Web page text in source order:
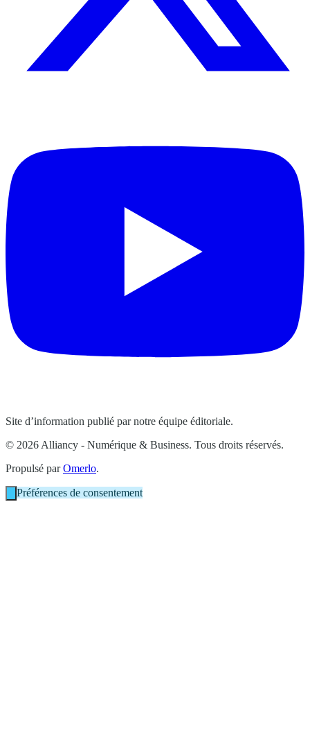
Site d’information publié par notre équipe éditoriale.
© 2026 Alliancy - Numérique & Business. Tous droits réservés.
Propulsé parOmerlo.
Préférences de consentement